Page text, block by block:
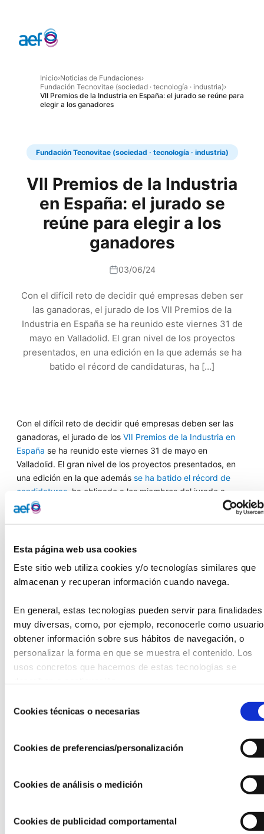
Esta página web usa cookies
Este sitio web utiliza cookies y/o tecnologías similares que
almacenan y recuperan información cuando navega.
En general, estas tecnologías pueden servir para finalidades
muy diversas, como, por ejemplo, reconocerle como
obtener información sobre sus hábitos de navegación, o
personalizar la forma en que se muestra el contenido. Los
usos concretos que hacemos de estas tecnologías se
deCookies técnicas o necesarias
Cookies de preferencias/personalización
Cookies de análisis o medición
Cookies de publicidad comportamental
Inicio›Noticias de Fundaciones›
Fundación Tecnovitae (sociedad · tecnología · industria)›
VII Premios de la Industria en España: el jurado se reúne para
elegir a los ganadores
Fundación Tecnovitae (sociedad · tecnología · industria)
VII Premios de la Industria
en España: el jurado se
reúne para elegir a los
ganadores
03/06/24
Con el difícil reto de decidir qué empresas deben ser
las ganadoras, el jurado de los VII Premios de la
Industria en España se ha reunido este viernes 31 de
mayo en Valladolid. El gran nivel de los proyectos
presentados, en una edición en la que además se ha
batido el récord de candidaturas, ha […]
Con el difícil reto de decidir qué empresas deben ser las
ganadoras, el jurado de los VII Premios de la Industria en
España se ha reunido este viernes 31 de mayo en
Valladolid. El gran nivel de los proyectos presentados, en
una edición en la que además se ha batido el récord de
candidaturas , ha obligado a los miembros del jurado a
elevar al máximo su exigencia para seleccionar los
Unos ganadores que no se desvelarán hasta el próximo
de junio, cuando el Auditorio del Centro Cultural Miguel
Delibes de Valladolid acoja la gala de entrega, en lo que
promete ser, un año más, una fiesta por todo lo alto para
sociedad.
Mujeres y hombres de reconocido prestigio y relevancia
dentro del sector industrial, empresarial y político han
asumido la responsabilidad de elegir a los ganadores y, al
presentadas no han podido pasar el corte para ser
Puedes consultar quiénes son los finalistas aquí
La AEF